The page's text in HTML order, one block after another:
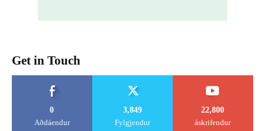
Get in Touch
0
Aðdáendur
3,849
Fylgjendur
22,800
áskrifendur